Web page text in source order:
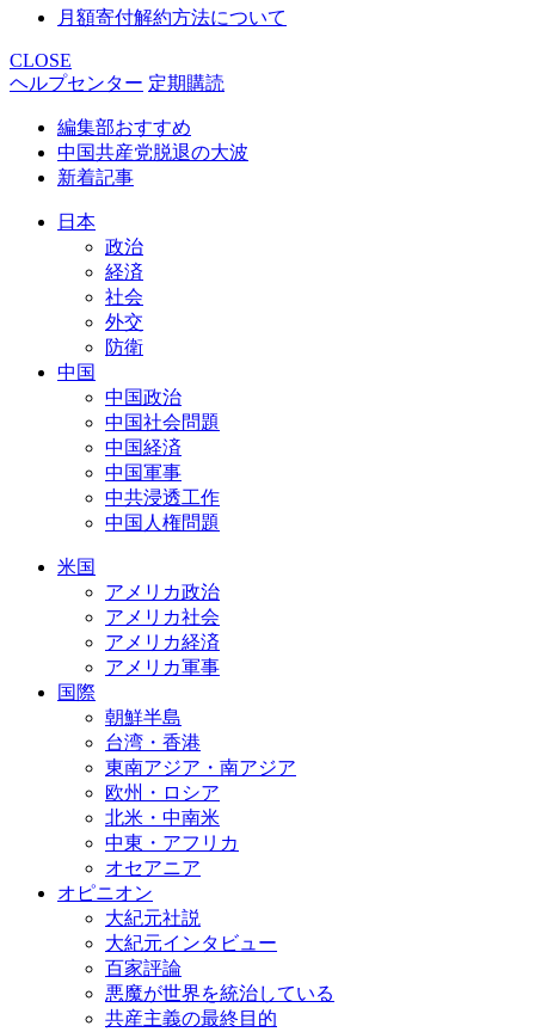
月額寄付解約方法について
CLOSE
ヘルプセンター 定期購読
編集部おすすめ
中国共産党脱退の大波
新着記事
日本
政治
経済
社会
外交
防衛
中国
中国政治
中国社会問題
中国経済
中国軍事
中共浸透工作
中国人権問題
米国
アメリカ政治
アメリカ社会
アメリカ経済
アメリカ軍事
国際
朝鮮半島
台湾・香港
東南アジア・南アジア
欧州・ロシア
北米・中南米
中東・アフリカ
オセアニア
オピニオン
大紀元社説
大紀元インタビュー
百家評論
悪魔が世界を統治している
共産主義の最終目的